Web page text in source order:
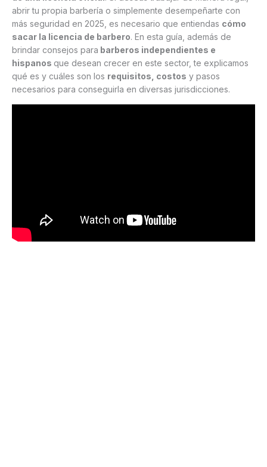
abrir tu propia barbería o simplemente desempeñarte con
más seguridad en 2025, es necesario que entiendas cómo
sacar la licencia de barbero. En esta guía, además de
brindar consejos para barberos independientes e
hispanos que desean crecer en este sector, te explicamos
qué es y cuáles son los requisitos, costos y pasos
necesarios para conseguirla en diversas jurisdicciones.